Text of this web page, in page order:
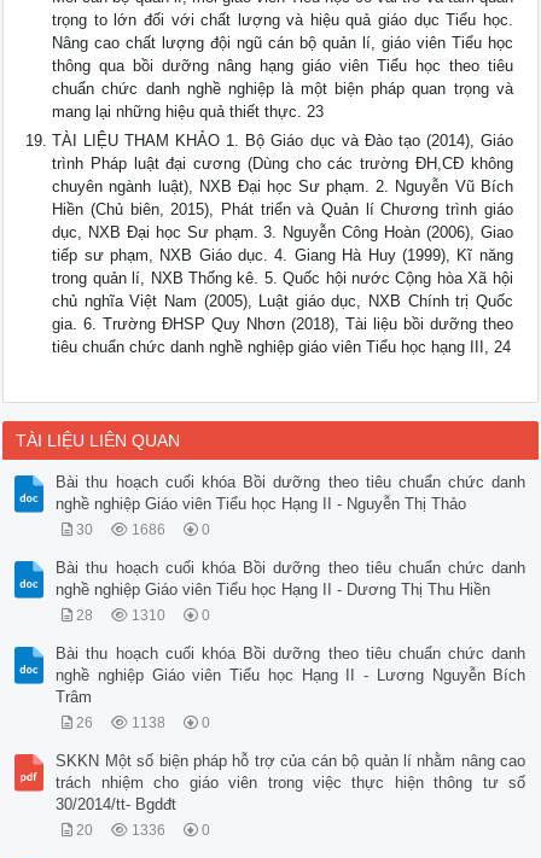
trọng to lớn đối với chất lượng và hiệu quả giáo dục Tiểu học.
Nâng cao chất lượng đội ngũ cán bộ quản lí, giáo viên Tiểu học
thông qua bồi dưỡng nâng hạng giáo viên Tiểu học theo tiêu
chuẩn chức danh nghề nghiệp là một biện pháp quan trọng và
mang lại những hiệu quả thiết thực. 23
TÀI LIỆU THAM KHẢO 1. Bộ Giáo dục và Đào tạo (2014), Giáo
trình Pháp luật đại cương (Dùng cho các trường ĐH,CĐ không
chuyên ngành luật), NXB Đại học Sư phạm. 2. Nguyễn Vũ Bích
Hiền (Chủ biên, 2015), Phát triển và Quản lí Chương trình giáo
dục, NXB Đại học Sư phạm. 3. Nguyễn Công Hoàn (2006), Giao
tiếp sư phạm, NXB Giáo dục. 4. Giang Hà Huy (1999), Kĩ năng
trong quản lí, NXB Thống kê. 5. Quốc hội nước Cộng hòa Xã hội
chủ nghĩa Việt Nam (2005), Luật giáo dục, NXB Chính trị Quốc
gia. 6. Trường ĐHSP Quy Nhơn (2018), Tài liệu bồi dưỡng theo
tiêu chuẩn chức danh nghề nghiệp giáo viên Tiểu học hạng III, 24
TÀI LIỆU LIÊN QUAN
Bài thu hoạch cuối khóa Bồi dưỡng theo tiêu chuẩn chức danh
nghề nghiệp Giáo viên Tiểu học Hạng II - Nguyễn Thị Thảo
30 1686 0
Bài thu hoạch cuối khóa Bồi dưỡng theo tiêu chuẩn chức danh
nghề nghiệp Giáo viên Tiểu học Hạng II - Dương Thị Thu Hiền
28 1310 0
Bài thu hoạch cuối khóa Bồi dưỡng theo tiêu chuẩn chức danh
nghề nghiệp Giáo viên Tiểu học Hạng II - Lương Nguyễn Bích
Trâm
26 1138 0
SKKN Một số biện pháp hỗ trợ của cán bộ quản lí nhằm nâng cao
trách nhiệm cho giáo viên trong việc thực hiện thông tư số
30/2014/tt- Bgdđt
20 1336 0